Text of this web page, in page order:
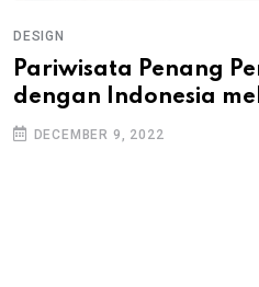
DESIGN
Pariwisata Penang
dengan Indonesia
DECEMBER 9, 2022